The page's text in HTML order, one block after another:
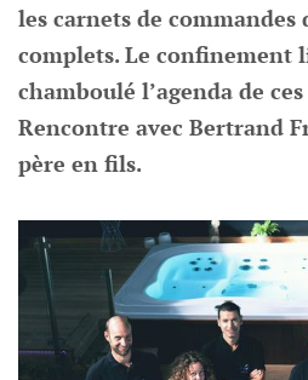
les carnets de commandes
complets. Le confinement
chamboulé l’agenda de
Rencontre avec Bertrand
père en fils.